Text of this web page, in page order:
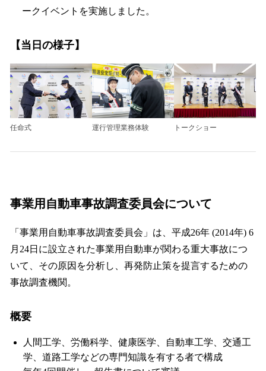
ークイベントを実施しました。
【当日の様子】
任命式 運行管理業務体験 トークショー
事業用自動車事故調査委員会について
「事業用自動車事故調査委員会」は、平成26年 (2014年) 6
月24日に設立された事業用自動車が関わる重大事故につ
いて、その原因を分析し、再発防止策を提言するための
事故調査機関。
概要
人間工学、労働科学、健康医学、自動車工学、交通工
学、道路工学などの専門知識を有する者で構成